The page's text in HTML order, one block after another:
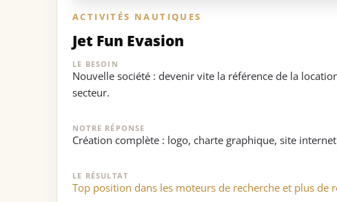
ACTIVITÉS NAUTIQUES
Jet Fun Evasion
LE BESOIN
Nouvelle société : devenir vite la référence de la
secteur.
NOTRE RÉPONSE
Création complète : logo, charte graphique, site
LE RÉSULTAT
Top position dans les moteurs de recherche et plus de